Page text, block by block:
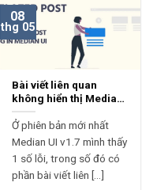
Bài viết liên quan
không hiển thị Median
UI?
Ở phiên bản mới nhất
Median UI v1.7 mình thấy
1 số lỗi, trong số đó có
phần bài viết liên [...]
08
thg 05